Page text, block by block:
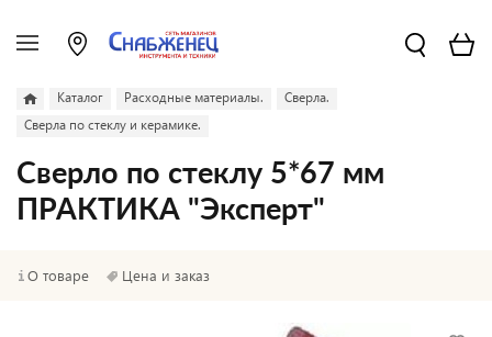
Каталог Расходные материалы.
Сверла.
Сверла по стеклу и керамике.
Сверло по стеклу 5*67 мм
ПРАКТИКА "Эксперт"
О товаре Цена и заказ